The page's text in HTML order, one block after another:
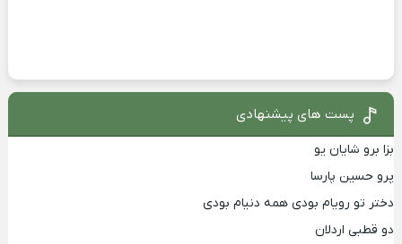
پست های پیشنهادی
بزا برو شایان یو
پرو حسین پارسا
دختر تو رویام بودی همه دنیام بودی
دو قطبی اردلان